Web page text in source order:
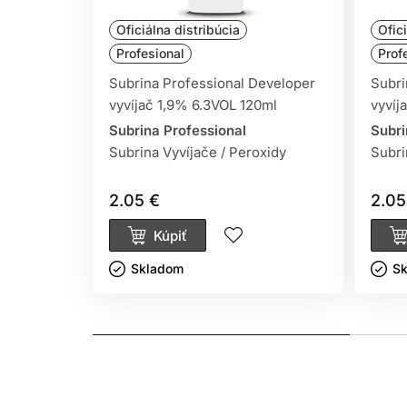
TÓN V TÓNE ALEBO TMAVŠIE:
Na farbenie
prirodzene vyzerajúca farba.
FARBENIE ŠEDIVÝCH VLASOV:
Zakamuflujte
permanentnou farbou.
VYLEPŠENIE FARBY:Pre žiarivé odtiene
Oficiálna distribúcia
Profesional
Subrina Professional Developer
vyvíjač 1,9% 6.3VOL 120ml
Subrina Professional
Subrina Vyvíjače / Peroxidy
2.05 €
Kúpiť
Skladom ㅤ